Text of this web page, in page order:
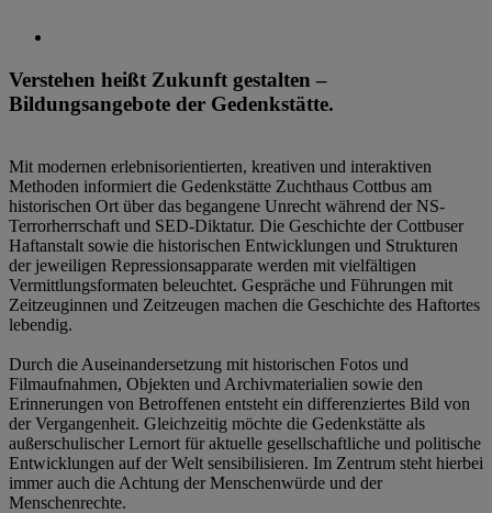
Verstehen heißt Zukunft gestalten –
Bildungsangebote der Gedenkstätte.
Mit modernen erlebnisorientierten, kreativen und interaktiven
Methoden informiert die Gedenkstätte Zuchthaus Cottbus am
historischen Ort über das begangene Unrecht während der NS-
Terrorherrschaft und SED-Diktatur. Die Geschichte der Cottbuser
Haftanstalt sowie die historischen Entwicklungen und Strukturen
der jeweiligen Repressionsapparate werden mit vielfältigen
Vermittlungsformaten beleuchtet. Gespräche und Führungen mit
Zeitzeuginnen und Zeitzeugen machen die Geschichte des Haftortes
lebendig.
Durch die Auseinandersetzung mit historischen Fotos und
Filmaufnahmen, Objekten und Archivmaterialien sowie den
Erinnerungen von Betroffenen entsteht ein differenziertes Bild von
der Vergangenheit. Gleichzeitig möchte die Gedenkstätte als
außerschulischer Lernort für aktuelle gesellschaftliche und politische
Entwicklungen auf der Welt sensibilisieren. Im Zentrum steht hierbei
immer auch die Achtung der Menschenwürde und der
Menschenrechte.